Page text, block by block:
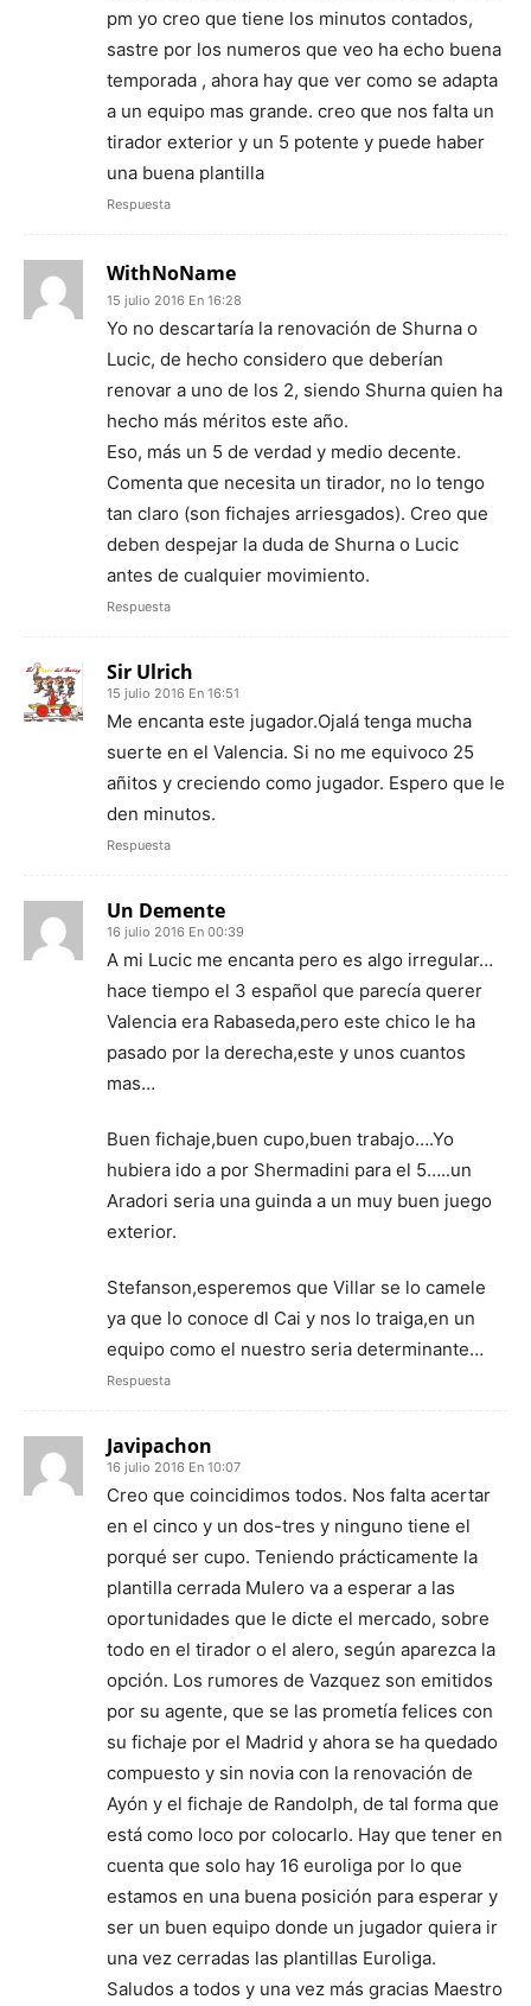
pm yo creo que tiene los minutos contados,
sastre por los numeros que veo ha echo buena
temporada , ahora hay que ver como se adapta
a un equipo mas grande. creo que nos falta un
tirador exterior y un 5 potente y puede haber
una buena plantilla
Respuesta
WithNoName
15 julio 2016 En 16:28
Yo no descartaría la renovación de Shurna o
Lucic, de hecho considero que deberían
renovar a uno de los 2, siendo Shurna quien ha
hecho más méritos este año.
Eso, más un 5 de verdad y medio decente.
Comenta que necesita un tirador, no lo tengo
tan claro (son fichajes arriesgados). Creo que
deben despejar la duda de Shurna o Lucic
antes de cualquier movimiento.
Respuesta
Sir Ulrich
15 julio 2016 En 16:51
Me encanta este jugador.Ojalá tenga mucha
suerte en el Valencia. Si no me equivoco 25
añitos y creciendo como jugador. Espero que le
den minutos.
Respuesta
Un Demente
16 julio 2016 En 00:39
A mi Lucic me encanta pero es algo irregular…
hace tiempo el 3 español que parecía querer
Valencia era Rabaseda,pero este chico le ha
pasado por la derecha,este y unos cuantos
mas…
Buen fichaje,buen cupo,buen trabajo….Yo
hubiera ido a por Shermadini para el 5…..un
Aradori seria una guinda a un muy buen juego
exterior.
Stefanson,esperemos que Villar se lo camele
ya que lo conoce dl Cai y nos lo traiga,en un
equipo como el nuestro seria determinante…
Respuesta
Javipachon
16 julio 2016 En 10:07
Creo que coincidimos todos. Nos falta acertar
en el cinco y un dos-tres y ninguno tiene el
porqué ser cupo. Teniendo prácticamente la
plantilla cerrada Mulero va a esperar a las
oportunidades que le dicte el mercado, sobre
todo en el tirador o el alero, según aparezca la
opción. Los rumores de Vazquez son emitidos
por su agente, que se las prometía felices con
su fichaje por el Madrid y ahora se ha quedado
compuesto y sin novia con la renovación de
Ayón y el fichaje de Randolph, de tal forma que
está como loco por colocarlo. Hay que tener en
cuenta que solo hay 16 euroliga por lo que
estamos en una buena posición para esperar y
ser un buen equipo donde un jugador quiera ir
una vez cerradas las plantillas Euroliga.
Saludos a todos y una vez más gracias Maestro